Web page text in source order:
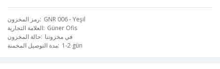
رمز المخزون GNR 006 - Yeşil
العلامة التجارية Güner Ofis
حالة المخزون في مخزوننا
مدة التوصيل المخمنة 1-2 gün